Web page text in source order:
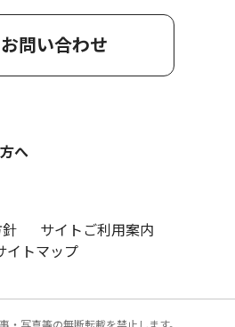
お問い合わせ
へ
サイトご利用案内
イトマップ